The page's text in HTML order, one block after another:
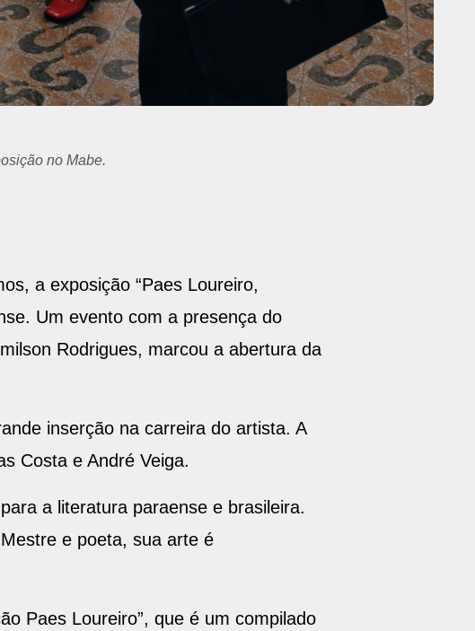
a exposição “Paes Loureiro,
Um evento com a presença do
Rodrigues, marcou a abertura da
inserção na carreira do artista. A
Costa e André Veiga.
a literatura paraense e brasileira.
e poeta, sua arte é
Paes Loureiro”, que é um compilado